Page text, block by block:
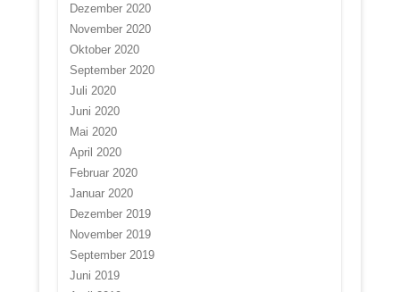
Dezember 2020
November 2020
Oktober 2020
September 2020
Juli 2020
Juni 2020
Mai 2020
April 2020
Februar 2020
Januar 2020
Dezember 2019
November 2019
September 2019
Juni 2019